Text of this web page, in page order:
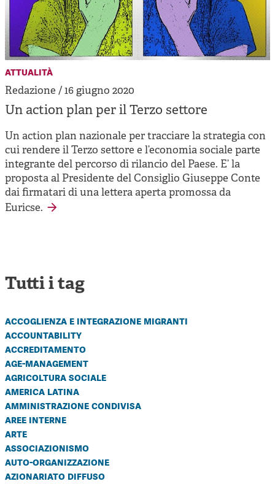
attualità
Redazione / 16 giugno 2020
Un action plan per il Terzo settore
Un action plan nazionale per tracciare la strategia con
cui rendere il Terzo settore e l’economia sociale parte
integrante del percorso di rilancio del Paese. E’ la
proposta al Presidente del Consiglio Giuseppe Conte
dai firmatari di una lettera aperta promossa da
Euricse.
Tutti i tag
accoglienza e integrazione migranti
accountability
accreditamento
age-management
agricoltura sociale
america latina
amministrazione condivisa
aree interne
arte
associazionismo
auto-organizzazione
azionariato diffuso